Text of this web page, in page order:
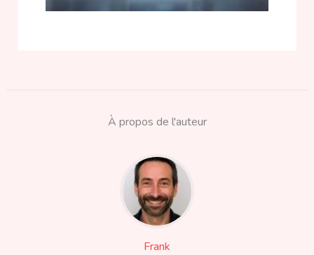
À propos de l'auteur
Frank